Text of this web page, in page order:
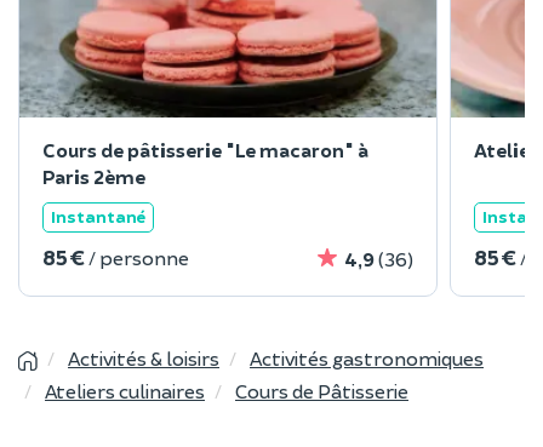
Cours de pâtisserie "Le macaron" à
Paris 2ème
Instantané
85 € / personne 4,9(36)
Atelier
85 € /
Activités & loisirs
Activités gastronomiques
Ateliers culinaires
Cours de Pâtisserie